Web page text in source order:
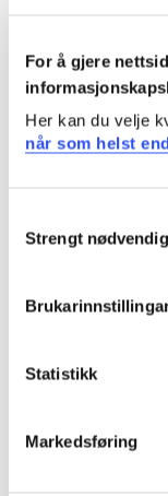
For å gjere
Her kan du velje
når som helst
Selection
Strengt
Statistikk
Markedsføring
er bevisst
implementere
Bestått ERG300 og
Ulike